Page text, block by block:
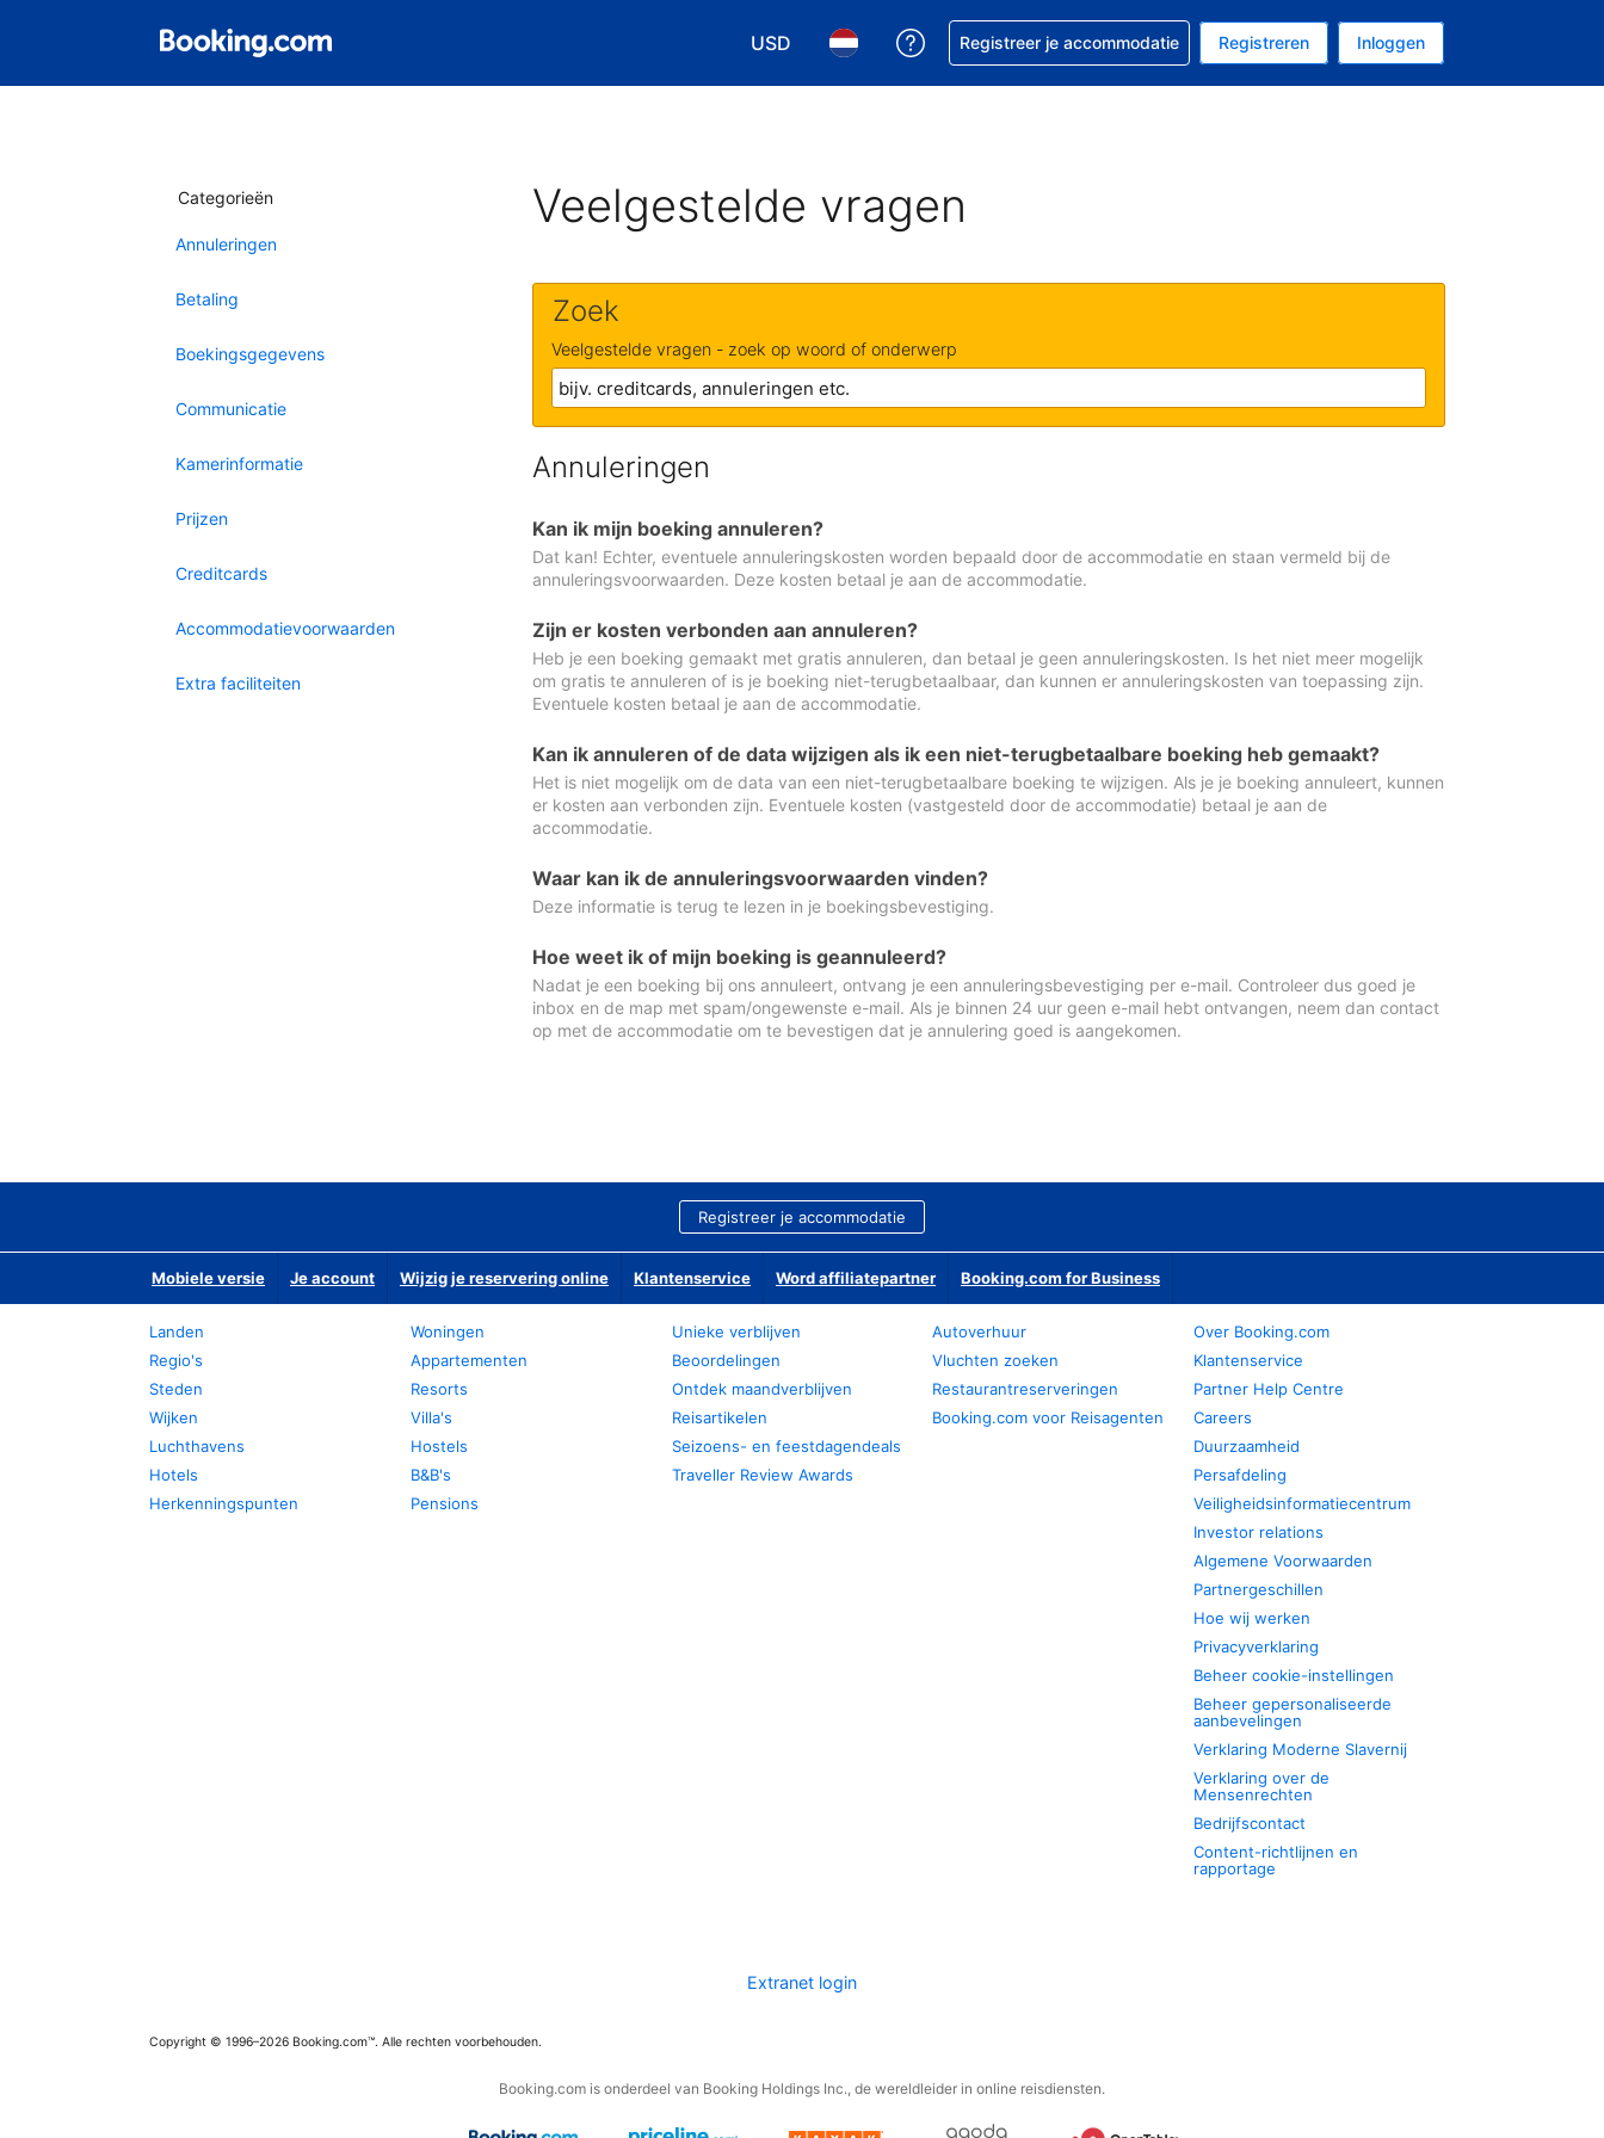
USD
Kies je valuta. Je huidige valuta is Amerikaanse dollar
Kies je taal. Je huidige taal is Nederlands
Krijg hulp bij je reservering
Registreer je accommodatie Registreren Inloggen
Categorieën
Annuleringen
Betaling
Boekingsgegevens
Communicatie
Kamerinformatie
Prijzen
Creditcards
Accommodatievoorwaarden
Extra faciliteiten
Veelgestelde vragen
Zoek
Veelgestelde vragen - zoek op woord of onderwerp
Annuleringen
Kan ik mijn boeking annuleren?
Dat kan! Echter, eventuele annuleringskosten worden bepaald door de accommodatie en staan vermeld bij de
annuleringsvoorwaarden. Deze kosten betaal je aan de accommodatie.
Zijn er kosten verbonden aan annuleren?
Heb je een boeking gemaakt met gratis annuleren, dan betaal je geen annuleringskosten. Is het niet meer mogelijk
om gratis te annuleren of is je boeking niet-terugbetaalbaar, dan kunnen er annuleringskosten van toepassing zijn.
Eventuele kosten betaal je aan de accommodatie.
Kan ik annuleren of de data wijzigen als ik een niet-terugbetaalbare boeking heb gemaakt?
Het is niet mogelijk om de data van een niet-terugbetaalbare boeking te wijzigen. Als je je boeking annuleert, kunnen
er kosten aan verbonden zijn. Eventuele kosten (vastgesteld door de accommodatie) betaal je aan de
accommodatie.
Waar kan ik de annuleringsvoorwaarden vinden?
Deze informatie is terug te lezen in je boekingsbevestiging.
Hoe weet ik of mijn boeking is geannuleerd?
Nadat je een boeking bij ons annuleert, ontvang je een annuleringsbevestiging per e-mail. Controleer dus goed je
inbox en de map met spam/ongewenste e-mail. Als je binnen 24 uur geen e-mail hebt ontvangen, neem dan contact
op met de accommodatie om te bevestigen dat je annulering goed is aangekomen.
Registreer je accommodatie
Mobiele versie Je account Wijzig je reservering online Klantenservice Word affiliatepartner Booking.com for Business
Landen
Regio's
Steden
Wijken
Luchthavens
Hotels
Herkenningspunten
Woningen
Appartementen
Resorts
Villa's
Hostels
B&B's
Pensions
Unieke verblijven
Beoordelingen
Ontdek maandverblijven
Reisartikelen
Seizoens- en feestdagendeals
Traveller Review Awards
Autoverhuur
Vluchten zoeken
Restaurantreserveringen
Booking.com voor Reisagenten
Over Booking.com
Klantenservice
Partner Help Centre
Careers
Duurzaamheid
Persafdeling
Veiligheidsinformatiecentrum
Investor relations
Algemene Voorwaarden
Partnergeschillen
Hoe wij werken
Privacyverklaring
Beheer cookie-instellingen
Beheer gepersonaliseerde
aanbevelingen
Verklaring Moderne Slavernij
Verklaring over de
Mensenrechten
Bedrijfscontact
Content-richtlijnen en
rapportage
Extranet login
Copyright © 1996–2026 Booking.com™. Alle rechten voorbehouden.
Booking.com is onderdeel van Booking Holdings Inc., de wereldleider in online reisdiensten.